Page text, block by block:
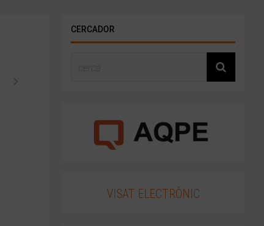
CERCADOR
VISAT ELECTRÒNIC